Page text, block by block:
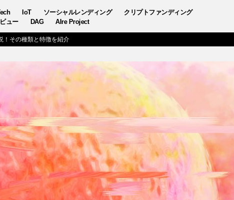
IoT ソーシャルレンディング
クリプトファンディング
ュー DAG AIre Project
！その種類と特徴を紹介